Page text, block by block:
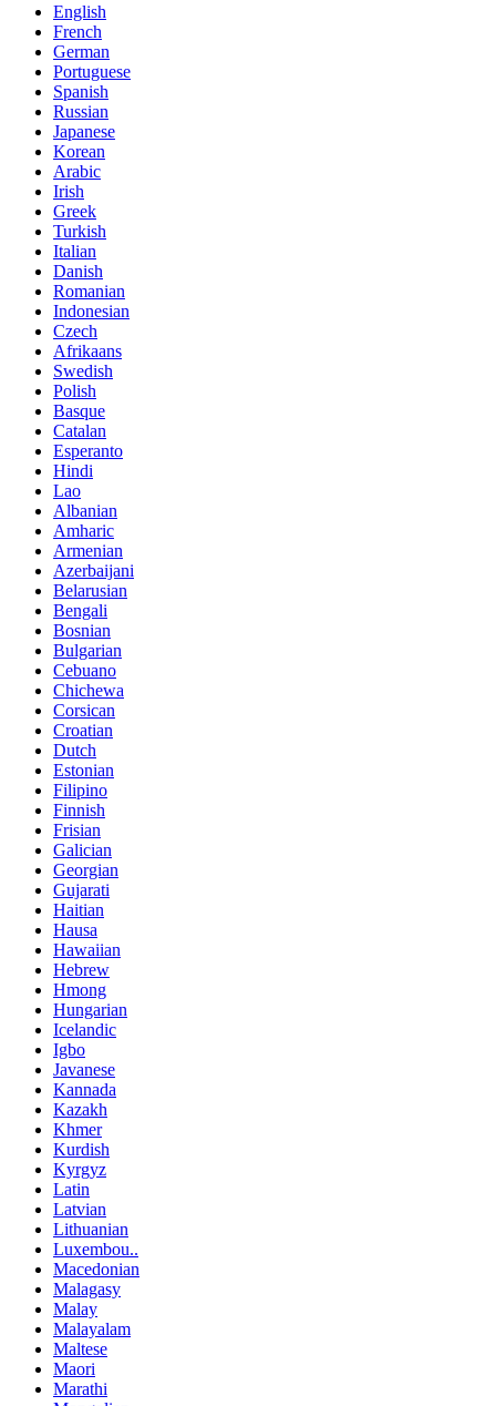
English
French
German
Portuguese
Spanish
Russian
Japanese
Korean
Arabic
Irish
Greek
Turkish
Italian
Danish
Romanian
Indonesian
Czech
Afrikaans
Swedish
Polish
Basque
Catalan
Esperanto
Hindi
Lao
Albanian
Amharic
Armenian
Azerbaijani
Belarusian
Bengali
Bosnian
Bulgarian
Cebuano
Chichewa
Corsican
Croatian
Dutch
Estonian
Filipino
Finnish
Frisian
Galician
Georgian
Gujarati
Haitian
Hausa
Hawaiian
Hebrew
Hmong
Hungarian
Icelandic
Igbo
Javanese
Kannada
Kazakh
Khmer
Kurdish
Kyrgyz
Latin
Latvian
Lithuanian
Luxembou..
Macedonian
Malagasy
Malay
Malayalam
Maltese
Maori
Marathi